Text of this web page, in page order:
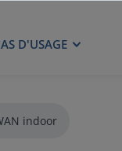
D'USAGE
indoor